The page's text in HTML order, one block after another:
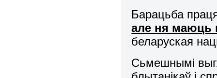
Барацьба
але ня маюць
беларуская
Сьмешнымі